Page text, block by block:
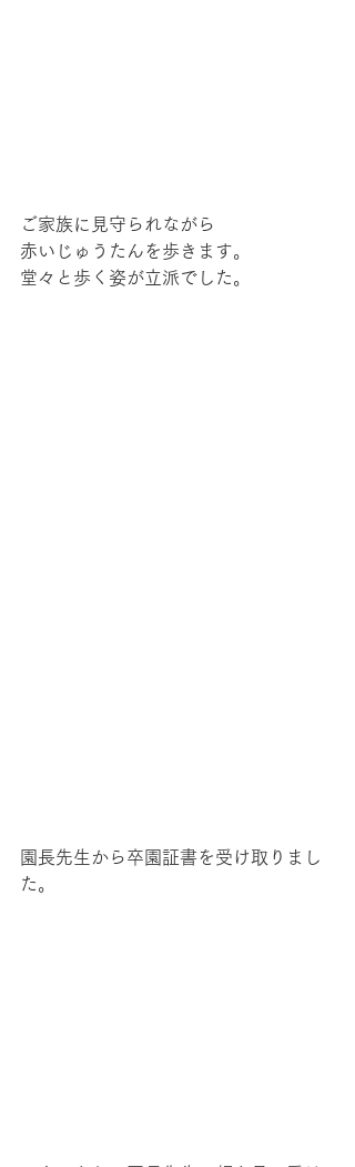
ご家族に見守られながら
赤いじゅうたんを歩きます。
堂々と歩く姿が立派でした。
園長先生から卒園証書を受け取りまし
た。